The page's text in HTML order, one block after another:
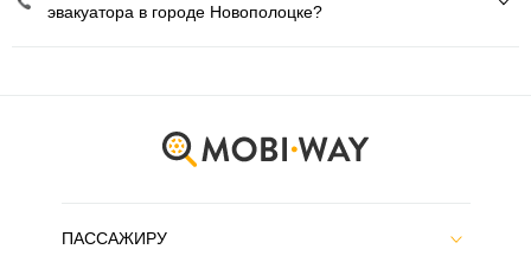
эвакуатора в городе Новополоцке?
ПАССАЖИРУ